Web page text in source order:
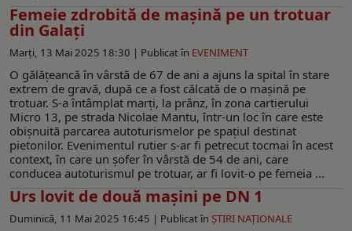
Femeie zdrobită de mașină pe un trotuar
din Galați
Marți, 13 Mai 2025 18:30 | Publicat în EVENIMENT
O gălățeancă în vârstă de 67 de ani a ajuns la spital în stare
extrem de gravă, după ce a fost călcată de o mașină pe
trotuar. S-a întâmplat marți, la prânz, în zona cartierului
Micro 13, pe strada Nicolae Mantu, într-un loc în care este
obișnuită parcarea autoturismelor pe spațiul destinat
pietonilor. Evenimentul rutier s-ar fi petrecut tocmai în acest
context, în care un șofer în vârstă de 54 de ani, care
conducea autoturismul pe trotuar, ar fi lovit-o pe femeia ...
Urs lovit de două mașini pe DN 1
Duminică, 11 Mai 2025 16:45 | Publicat în ŞTIRI NAŢIONALE